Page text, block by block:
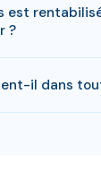
3 kWc.
est classé ou
ces
est
?
en 8-10 ans
est
il dans